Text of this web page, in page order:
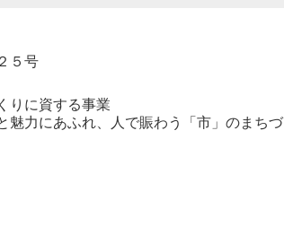
５号
りに資する事業
魅力にあふれ、人で賑わう「市」のまちづ